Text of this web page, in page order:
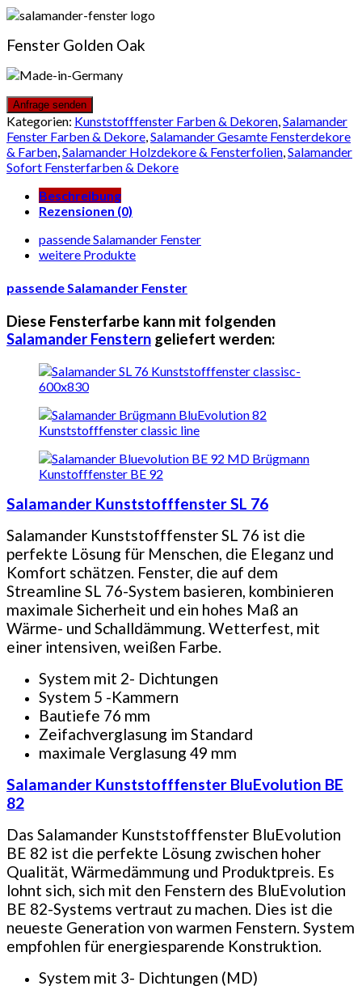
Fenster Golden Oak
Kategorien: Kunststofffenster Farben & Dekoren,Salamander
Fenster Farben & Dekore,Salamander Gesamte Fensterdekore
& Farben,Salamander Holzdekore & Fensterfolien,Salamander
Sofort Fensterfarben & Dekore
Beschreibung
Rezensionen (0)
passende Salamander Fenster
weitere Produkte
passende Salamander Fenster
Diese Fensterfarbe kann mit folgenden
Salamander Fenstern geliefert werden:
Salamander Kunststofffenster SL 76
Salamander Kunststofffenster SL 76 ist die
perfekte Lösung für Menschen, die Eleganz und
Komfort schätzen. Fenster, die auf dem
Streamline SL 76-System basieren, kombinieren
maximale Sicherheit und ein hohes Maß an
Wärme- und Schalldämmung. Wetterfest, mit
einer intensiven, weißen Farbe.
System mit 2- Dichtungen
System 5 -Kammern
Bautiefe 76 mm
Zeifachverglasung im Standard
maximale Verglasung 49 mm
Salamander Kunststofffenster BluEvolution BE
82
Das Salamander Kunststofffenster BluEvolution
BE 82 ist die perfekte Lösung zwischen hoher
Qualität, Wärmedämmung und Produktpreis. Es
lohnt sich, sich mit den Fenstern des BluEvolution
BE 82-Systems vertraut zu machen. Dies ist die
neueste Generation von warmen Fenstern. System
empfohlen für energiesparende Konstruktion.
System mit 3- Dichtungen (MD)